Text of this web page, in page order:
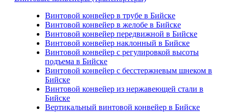
Винтовой конвейер в трубе в Бийске
Винтовой конвейер в желобе в Бийске
Винтовой конвейер передвижной в Бийске
Винтовой конвейер наклонный в Бийске
Винтовой конвейер с регулировкой высоты
подъема в Бийске
Винтовой конвейер с бесстержневым шнеком в
Бийске
Винтовой конвейер из нержавеющей стали в
Бийске
Вертикальный винтовой конвейер в Бийске